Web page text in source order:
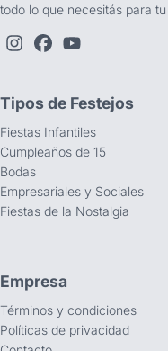
todo lo que necesitás para
Tipos de Festejos
Fiestas Infantiles
Cumpleaños de 15
Bodas
Empresariales y Sociales
Fiestas de la Nostalgia
Empresa
Términos y condiciones
Políticas de privacidad